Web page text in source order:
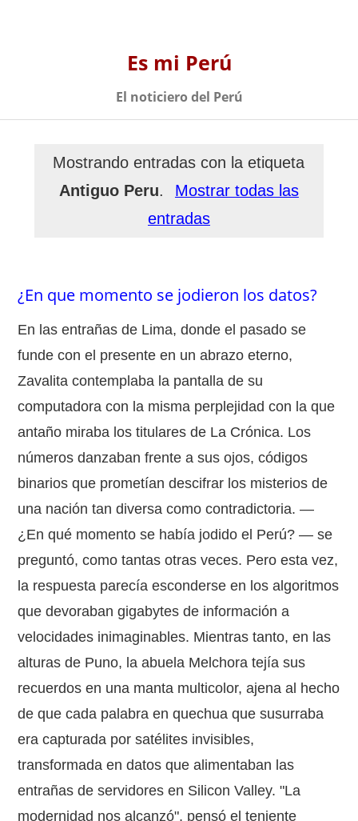
Es mi Perú
El noticiero del Perú
Mostrando entradas con la etiqueta
Antiguo Peru.
Mostrar todas las
entradas
¿En que momento se jodieron los datos?
En las entrañas de Lima, donde el pasado se
funde con el presente en un abrazo eterno,
Zavalita contemplaba la pantalla de su
computadora con la misma perplejidad con la que
antaño miraba los titulares de La Crónica. Los
números danzaban frente a sus ojos, códigos
binarios que prometían descifrar los misterios de
una nación tan diversa como contradictoria. —
¿En qué momento se había jodido el Perú? — se
preguntó, como tantas otras veces. Pero esta vez,
la respuesta parecía esconderse en los algoritmos
que devoraban gigabytes de información a
velocidades inimaginables. Mientras tanto, en las
alturas de Puno, la abuela Melchora tejía sus
recuerdos en una manta multicolor, ajena al hecho
de que cada palabra en quechua que susurraba
era capturada por satélites invisibles,
transformada en datos que alimentaban las
entrañas de servidores en Silicon Valley. "La
modernidad nos alcanzó", pensó el teniente